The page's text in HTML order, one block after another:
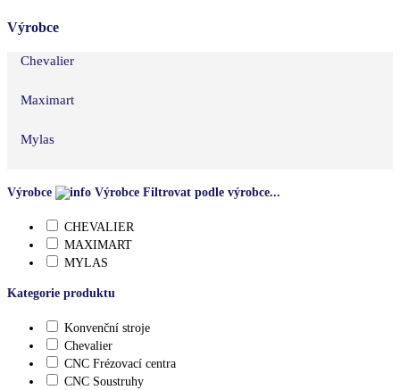
Výrobce
Chevalier
Maximart
Mylas
Výrobce Výrobce Filtrovat podle výrobce...
CHEVALIER
MAXIMART
MYLAS
Kategorie produktu
Konvenční stroje
Chevalier
CNC Frézovací centra
CNC Soustruhy